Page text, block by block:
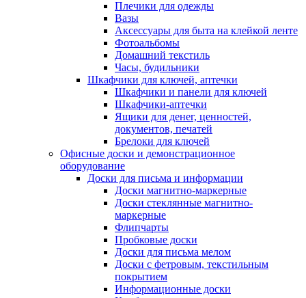
Плечики для одежды
Вазы
Аксессуары для быта на клейкой ленте
Фотоальбомы
Домашний текстиль
Часы, будильники
Шкафчики для ключей, аптечки
Шкафчики и панели для ключей
Шкафчики-аптечки
Ящики для денег, ценностей,
документов, печатей
Брелоки для ключей
Офисные доски и демонстрационное
оборудование
Доски для письма и информации
Доски магнитно-маркерные
Доски стеклянные магнитно-
маркерные
Флипчарты
Пробковые доски
Доски для письма мелом
Доски с фетровым, текстильным
покрытием
Информационные доски